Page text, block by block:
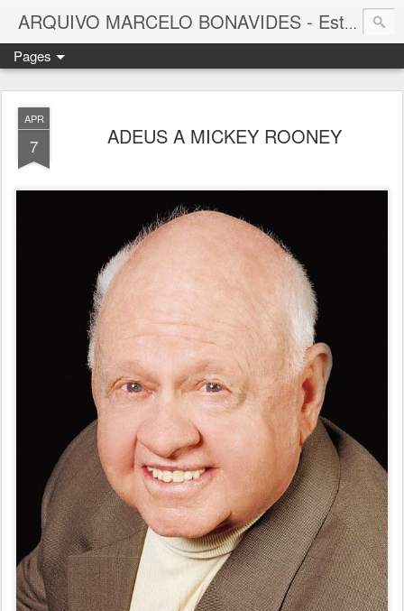
ARQUIVO MARCELO BONAVIDES - Estrelas que nunca se Apagam -
Pages
APR
7 ADEUS A MICKEY ROONEY